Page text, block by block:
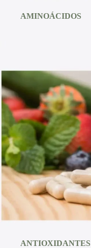
AMINOÁCIDOS
ANTIOXIDANTES